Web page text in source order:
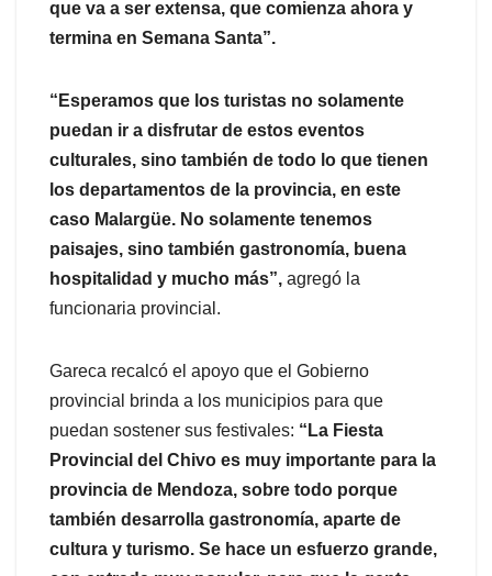
que va a ser extensa, que comienza ahora y
termina en Semana Santa”.
“Esperamos que los turistas no solamente
puedan ir a disfrutar de estos eventos
culturales, sino también de todo lo que tienen
los departamentos de la provincia, en este
caso Malargüe. No solamente tenemos
paisajes, sino también gastronomía, buena
hospitalidad y mucho más”, agregó la
funcionaria provincial.
Gareca recalcó el apoyo que el Gobierno
provincial brinda a los municipios para que
puedan sostener sus festivales: “La Fiesta
Provincial del Chivo es muy importante para la
provincia de Mendoza, sobre todo porque
también desarrolla gastronomía, aparte de
cultura y turismo. Se hace un esfuerzo grande,